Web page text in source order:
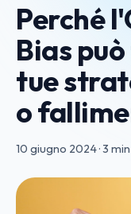
Perché
Bias
tue
o
10 giugno 2024·3